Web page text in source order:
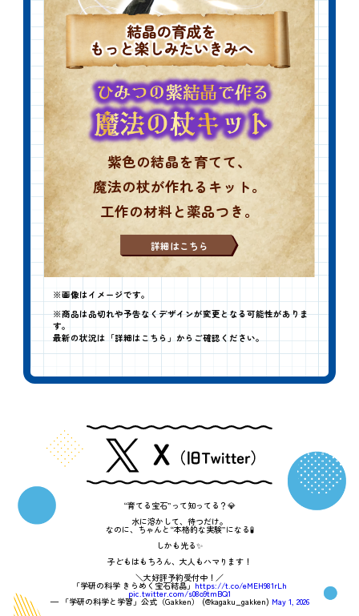
紫色の結晶を育てて、
魔法の杖が作れるキット。
工作の材料と薬品つき。
詳細はこちら
画像はイメージです。
商品は品切れや予告なくデザインが変更となる可能性がありま
す。
最新の状況は「詳細はこちら」からご確認ください。
“育てる宝石”って知ってる？💎
水に溶かして、待つだけ。
なのに、ちゃんと“本格的な実験”になる🧪
しかも光る✨
子どもはもちろん、大人もハマります！
＼大好評予約受付中！／
「学研の科学 きらめく宝石結晶」https://t.co/eMEH981rLh
pic.twitter.com/s08o9tmBQ1
— 「学研の科学と学習」公式（Gakken） (@kagaku_gakken) May 1, 2026